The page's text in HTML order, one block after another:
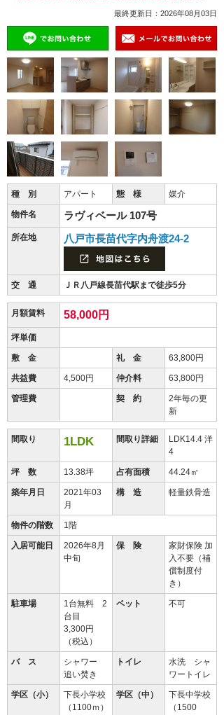
最終更新日：2026年08月03日
種 別 アパート 態 様 媒介
物件名 ラヴィベール 107号
所在地 八戸市長苗代字内舟渡24-2
交 通 ＪＲ八戸線長苗代駅まで徒歩5分
月額賃料 58,000円
坪単価
敷 金 礼 金 63,800円
共益費 4,500円 仲介料 63,800円
管理費 契 約
2年毎の更
新
間取り 1LDK 間取り詳細
LDK14.4 洋
4
坪 数 13.38坪 占有面積 44.24㎡
築年月日
2021年03
月
構 造 軽量鉄骨造
物件の階数 1階
入居可能日
2026年8月
中旬
保 険
家財保険 加
入不要（補
償制度付
き）
駐車場
1台無料 2
台目
3,300円
（税込）
ペット 不可
バ ス
シャワー
追い焚き
トイレ
水洗 シャ
ワートイレ
学区（小）
下長小学校
（1100ｍ）
学区（中）
下長中学校
（1500